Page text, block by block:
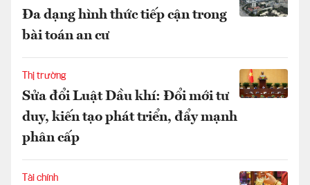
Đa dạng hình thức tiếp cận trong
bài toán an cư
Thị trường
Sửa đổi Luật Dầu khí: Đổi mới tư
duy, kiến tạo phát triển, đẩy mạnh
phân cấp
Tài chính